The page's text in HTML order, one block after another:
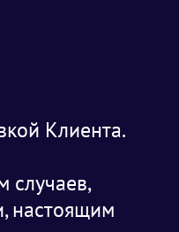
Клиента.
случаев,
настоящим